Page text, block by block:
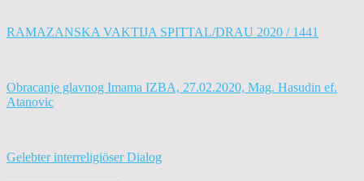
RAMAZANSKA VAKTIJA SPITTAL/DRAU 2020 / 1441
Obracanje glavnog Imama IZBA, 27.02.2020, Mag. Hasudin ef.
Atanovic
Gelebter interreligiöser Dialog